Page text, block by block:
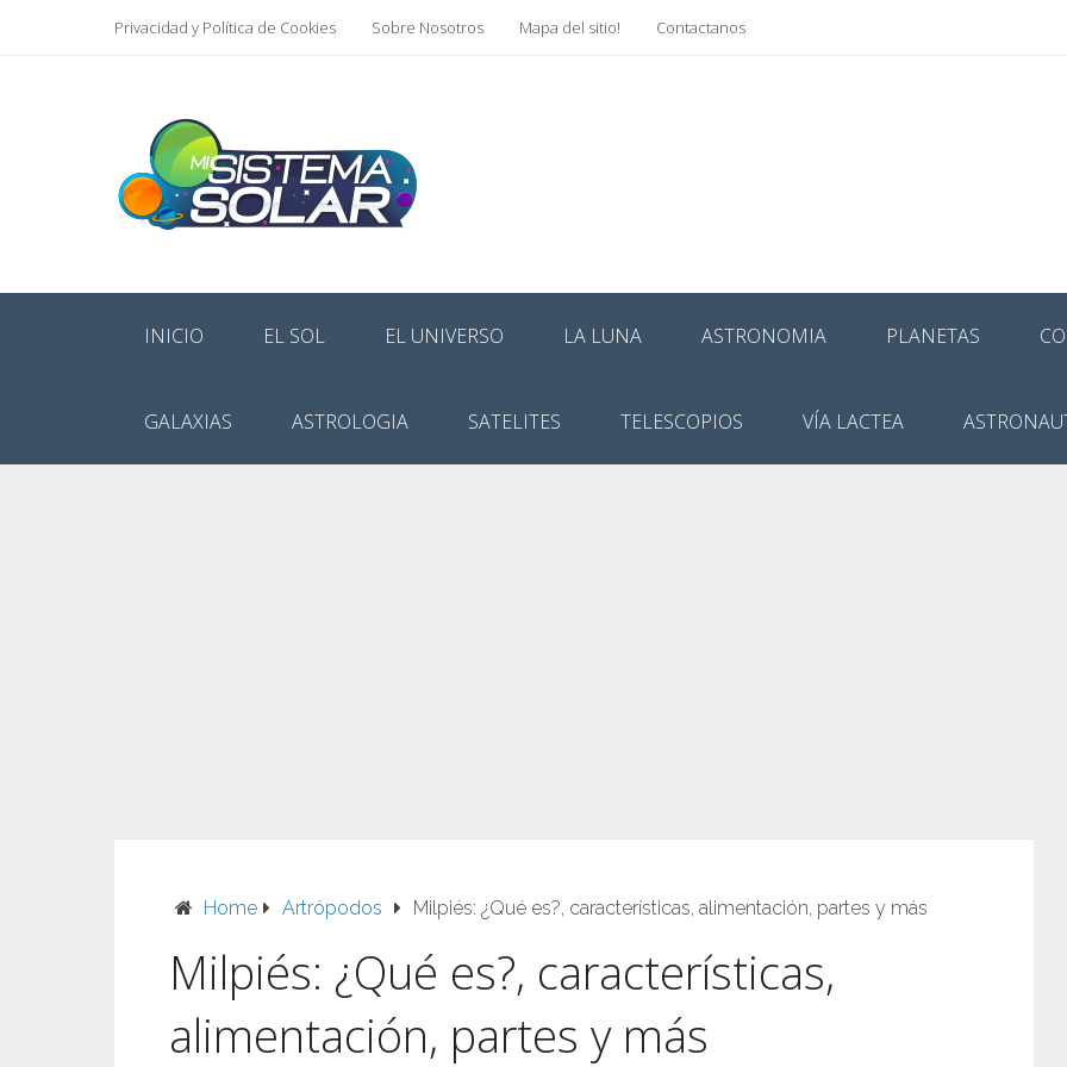
Privacidad y Política de Cookies Sobre Nosotros Mapa del sitio! Contactanos
INICIO EL SOL EL UNIVERSO LA LUNA ASTRONOMIA PLANETAS
GALAXIAS ASTROLOGIA SATELITES TELESCOPIOS VÍA LACTEA
Home Artrópodos Milpiés: ¿Qué es?, características, alimentación, partes y más
Milpiés: ¿Qué es?, características,
alimentación, partes y más